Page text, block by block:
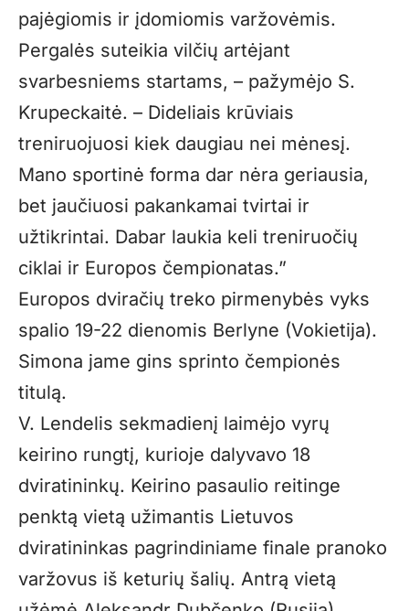
pajėgiomis ir įdomiomis varžovėmis.
Pergalės suteikia vilčių artėjant
svarbesniems startams, – pažymėjo S.
Krupeckaitė. – Dideliais krūviais
treniruojuosi kiek daugiau nei mėnesį.
Mano sportinė forma dar nėra geriausia,
bet jaučiuosi pakankamai tvirtai ir
užtikrintai. Dabar laukia keli treniruočių
ciklai ir Europos čempionatas.”
Europos dviračių treko pirmenybės vyks
spalio 19-22 dienomis Berlyne (Vokietija).
Simona jame gins sprinto čempionės
titulą.
V. Lendelis sekmadienį laimėjo vyrų
keirino rungtį, kurioje dalyvavo 18
dviratininkų. Keirino pasaulio reitinge
penktą vietą užimantis Lietuvos
dviratininkas pagrindiniame finale pranoko
varžovus iš keturių šalių. Antrą vietą